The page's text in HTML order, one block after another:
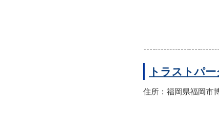
トラストパ
住所：福岡県福岡市